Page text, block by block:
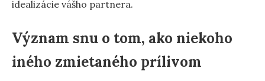
idealizácie vášho partnera.
Význam snu o tom, ako niekoho
iného zmietaného prílivom